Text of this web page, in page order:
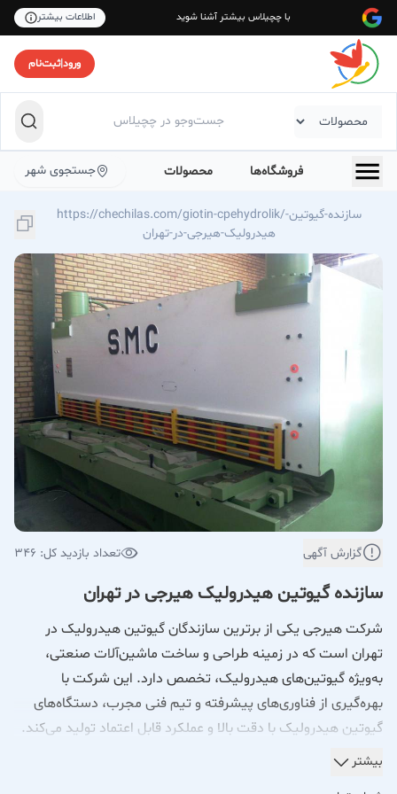
با چچیلاس بیشتر آشنا شوید اطلاعات بیشتر
ورود|ثبت‌نام
فروشگاه‌ها محصولات جستجوی شهر
https://chechilas.com/giotin-cpehydrolik/سازنده-گیوتین-
هیدرولیک-هیرجی-در-تهران
گزارش آگهی تعداد بازدید کل: 346
سازنده گیوتین هیدرولیک هیرجی در تهران
شرکت هیرجی یکی از برترین سازندگان گیوتین هیدرولیک در
تهران است که در زمینه طراحی و ساخت ماشین‌آلات صنعتی،
به‌ویژه گیوتین‌های هیدرولیک، تخصص دارد. این شرکت با
بهره‌گیری از فناوری‌های پیشرفته و تیم فنی مجرب، دستگاه‌های
گیوتین هیدرولیک با دقت بالا و عملکرد قابل اعتماد تولید می‌کند.
گیوتین‌های هیدرولیک هیرجی برای برش ورق‌های فلزی و مواد
بیشتر